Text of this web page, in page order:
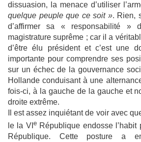
dissuasion, la menace d’utiliser
quelque peuple que ce soit ». Rien,
d’affirmer sa « responsabilité »
magistrature suprême ; car il a
d’être élu président et c’est une
importante pour comprendre ses
sur un échec de la gouvernance
Hollande conduisant à une
fois-ci, à la gauche de la gauche et
droite extrême.
Il est assez inquiétant de voir avec
le la VI eRépublique endosse l’habit
République. Cette posture a